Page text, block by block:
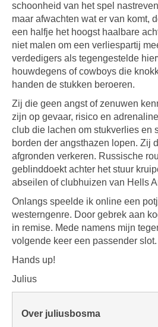
schoonheid van het spel
maar afwachten wat er van komt,
een halfje het hoogst haalbare
niet malen om een verliespartij
verdedigers als tegengestelde
houwdegens of cowboys die
handen de stukken beroeren.
Zij die geen angst of zenuwen
zijn op gevaar, risico en
club die lachen om stukverlies en
borden der angsthazen lopen. Zij
afgronden verkeren. Russische
geblinddoekt achter het stuur
abseilen of clubhuizen van Hells
Onlangs speelde ik online een
westerngenre. Door gebrek aan
in remise. Mede namens mijn
volgende keer een passender slot.
Hands up!
Julius
Over juliusbosma